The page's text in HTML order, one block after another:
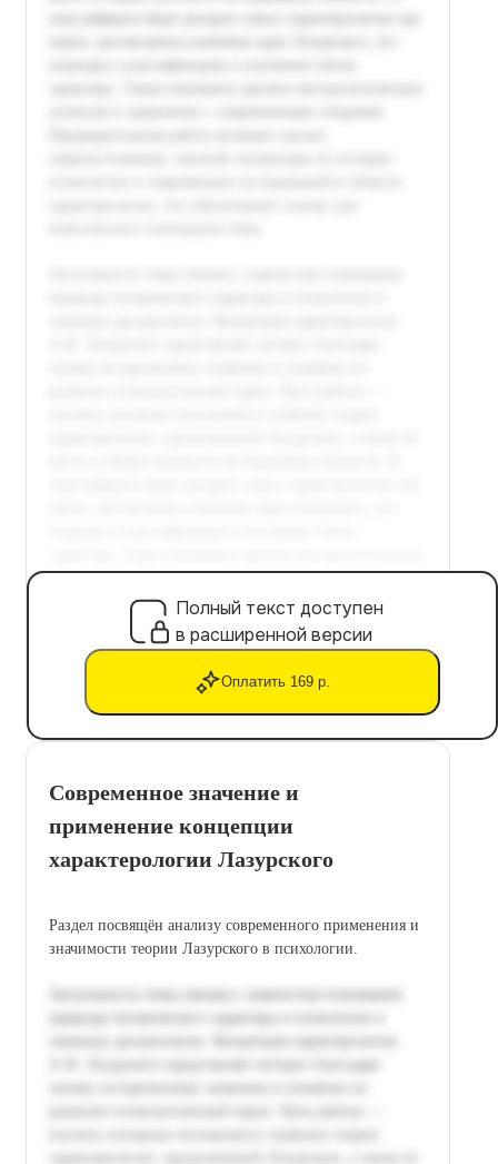
Полный текст доступен
в расширенной версии
Оплатить 169 р.
Современное значение и
применение концепции
характерологии Лазурского
Раздел посвящён анализу современного применения и
значимости теории Лазурского в психологии.